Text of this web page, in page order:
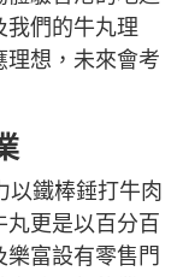
我們的牛丸理
理想，未來會考
以鐵棒錘打牛肉
丸更是以百分百
富設有零售門